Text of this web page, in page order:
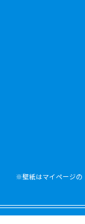
※壁紙はマイページの